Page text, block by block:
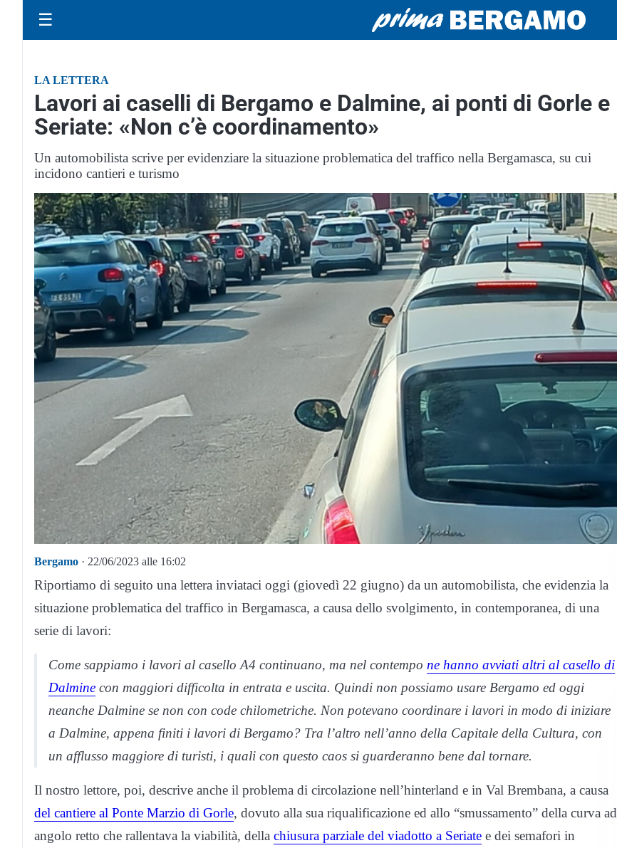
☰
LA LETTERA
Lavori ai caselli di Bergamo e Dalmine, ai ponti di Gorle e
Seriate: «Non c’è coordinamento»
Un automobilista scrive per evidenziare la situazione problematica del traffico nella Bergamasca, su cui
incidono cantieri e turismo
Bergamo · 22/06/2023 alle 16:02
Riportiamo di seguito una lettera inviataci oggi (giovedì 22 giugno) da un automobilista, che evidenzia la
situazione problematica del traffico in Bergamasca, a causa dello svolgimento, in contemporanea, di una
serie di lavori:
Come sappiamo i lavori al casello A4 continuano, ma nel contempo ne hanno avviati altri al casello di
Dalmine con maggiori difficolta in entrata e uscita. Quindi non possiamo usare Bergamo ed oggi
neanche Dalmine se non con code chilometriche. Non potevano coordinare i lavori in modo di iniziare
a Dalmine, appena finiti i lavori di Bergamo? Tra l’altro nell’anno della Capitale della Cultura, con
un afflusso maggiore di turisti, i quali con questo caos si guarderanno bene dal tornare.
Il nostro lettore, poi, descrive anche il problema di circolazione nell’hinterland e in Val Brembana, a causa
del cantiere al Ponte Marzio di Gorle, dovuto alla sua riqualificazione ed allo “smussamento” della curva ad
angolo retto che rallentava la viabilità, della chiusura parziale del viadotto a Seriate e dei semafori in